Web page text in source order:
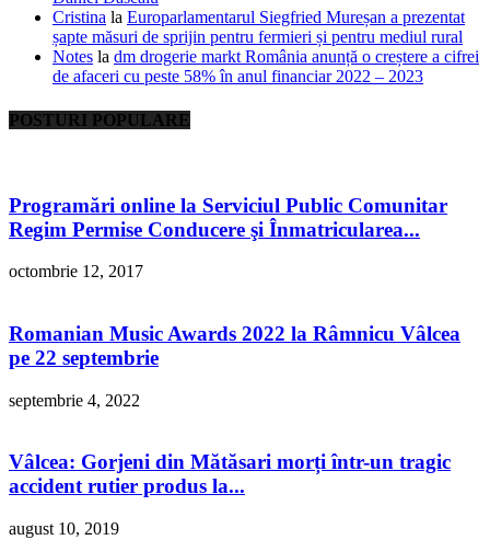
Cristina la Europarlamentarul Siegfried Mureșan a prezentat
șapte măsuri de sprijin pentru fermieri și pentru mediul rural
Notes la dm drogerie markt România anunță o creștere a cifrei
de afaceri cu peste 58% în anul financiar 2022 – 2023
POSTURI POPULARE
Programări online la Serviciul Public Comunitar
Regim Permise Conducere şi Înmatricularea...
octombrie 12, 2017
Romanian Music Awards 2022 la Râmnicu Vâlcea
pe 22 septembrie
septembrie 4, 2022
Vâlcea: Gorjeni din Mătăsari morți într-un tragic
accident rutier produs la...
august 10, 2019